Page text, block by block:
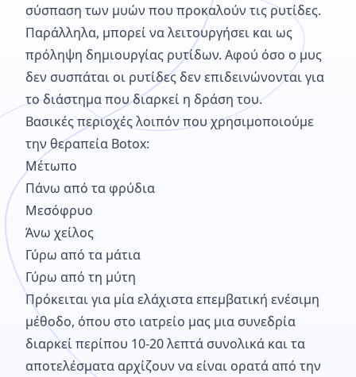
σύσπαση των μυών που προκαλούν τις ρυτίδες.
Παράλληλα, μπορεί να λειτουργήσει και ως
πρόληψη δημιουργίας ρυτίδων. Αφού όσο ο μυς
δεν συσπάται οι ρυτίδες δεν επιδεινώνονται για
το διάστημα που διαρκεί η δράση του.
Βασικές περιοχές λοιπόν που χρησιμοποιούμε
την θεραπεία Botox:
Μέτωπο
Πάνω από τα φρύδια
Μεσόφρυο
Άνω χείλος
Γύρω από τα μάτια
Γύρω από τη μύτη
Πρόκειται για μία ελάχιστα επεμβατική ενέσιμη
μέθοδο, όπου στο ιατρείο μας μια συνεδρία
διαρκεί περίπου 10-20 λεπτά συνολικά και τα
αποτελέσματα αρχίζουν να είναι ορατά από την